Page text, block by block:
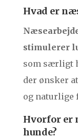
Hvad er
stimulerer
som særligt
der ønsker
og naturlige
Hvorfor er
hunde?